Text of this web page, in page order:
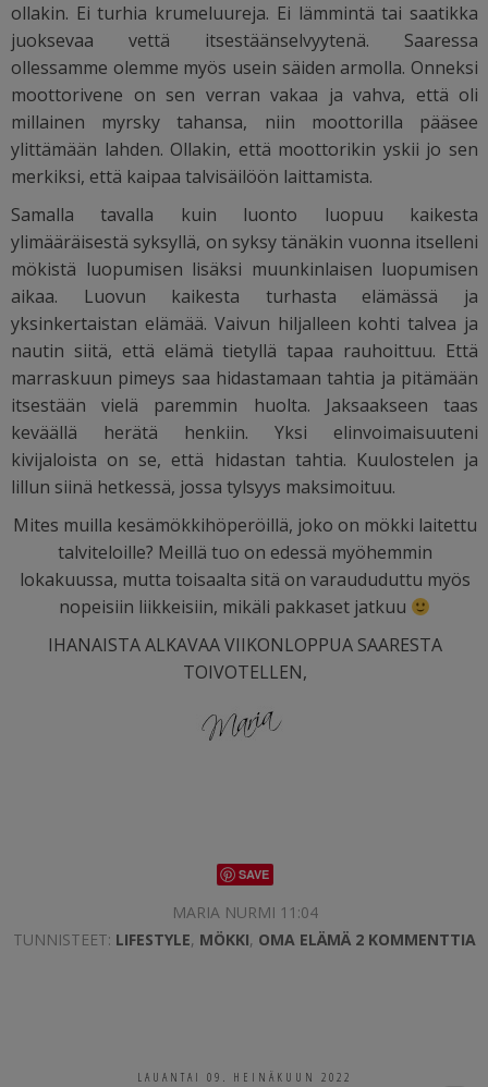
ollakin. Ei turhia krumeluureja. Ei lämmintä tai saatikka
juoksevaa vettä itsestäänselvyytenä. Saaressa
ollessamme olemme myös usein säiden armolla. Onneksi
moottorivene on sen verran vakaa ja vahva, että oli
millainen myrsky tahansa, niin moottorilla pääsee
ylittämään lahden. Ollakin, että moottorikin yskii jo sen
merkiksi, että kaipaa talvisäilöön laittamista.
Samalla tavalla kuin luonto luopuu kaikesta
ylimääräisestä syksyllä, on syksy tänäkin vuonna itselleni
mökistä luopumisen lisäksi muunkinlaisen luopumisen
aikaa. Luovun kaikesta turhasta elämässä ja
yksinkertaistan elämää. Vaivun hiljalleen kohti talvea ja
nautin siitä, että elämä tietyllä tapaa rauhoittuu. Että
marraskuun pimeys saa hidastamaan tahtia ja pitämään
itsestään vielä paremmin huolta. Jaksaakseen taas
keväällä herätä henkiin. Yksi elinvoimaisuuteni
kivijaloista on se, että hidastan tahtia. Kuulostelen ja
lillun siinä hetkessä, jossa tylsyys maksimoituu.
Mites muilla kesämökkihöperöillä, joko on mökki laitettu
talviteloille? Meillä tuo on edessä myöhemmin
lokakuussa, mutta toisaalta sitä on varaududuttu myös
nopeisiin liikkeisiin, mikäli pakkaset jatkuu
IHANAISTA ALKAVAA VIIKONLOPPUA SAARESTA
TOIVOTELLEN,
SAVE
MARIA NURMI 11:04
TUNNISTEET: LIFESTYLE, MÖKKI, OMA ELÄMÄ 2 KOMMENTTIA
LAUANTAI 09. HEINÄKUUN 2022